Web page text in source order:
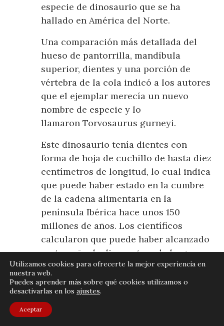
especie de dinosaurio que se ha
hallado en América del Norte.
Una comparación más detallada del
hueso de pantorrilla, mandíbula
superior, dientes y una porción de
vértebra de la cola indicó a los autores
que el ejemplar merecía un nuevo
nombre de especie y lo
llamaron Torvosaurus gurneyi.
Este dinosaurio tenía dientes con
forma de hoja de cuchillo de hasta diez
centímetros de longitud, lo cual indica
que puede haber estado en la cumbre
de la cadena alimentaria en la
península Ibérica hace unos 150
millones de años. Los científicos
calcularon que puede haber alcanzado
un tamaño de diez metros de largo con
un peso de cuatro a cinco toneladas.
El número de dientes, como asimismo
el tamaño y la forma de la boca,
diferencian al torvosauros europeo del
Utilizamos cookies para ofrecerte la mejor experiencia en
nuestra web.
Puedes aprender más sobre qué cookies utilizamos o
desactivarlas en los ajustes.
Aceptar